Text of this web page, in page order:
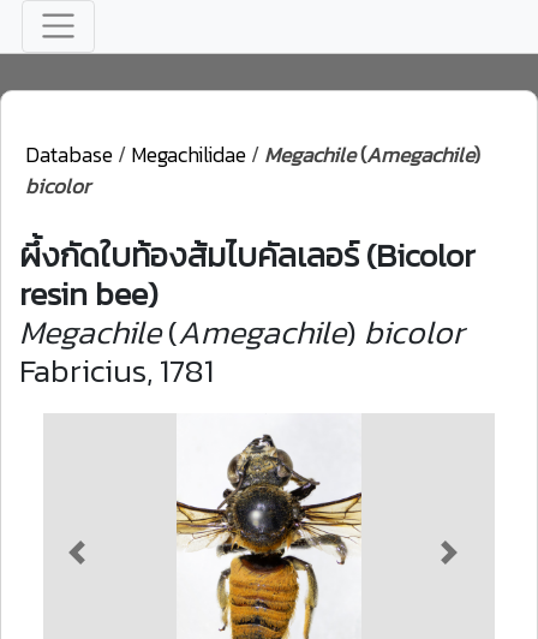
Database/Megachilidae/Megachile(Amegachile)
bicolor
ผึ้งกัดใบท้องส้มไบคัลเลอร์ (Bicolor
resin bee)
Megachile(Amegachile) bicolor
Fabricius, 1781
Previous Next